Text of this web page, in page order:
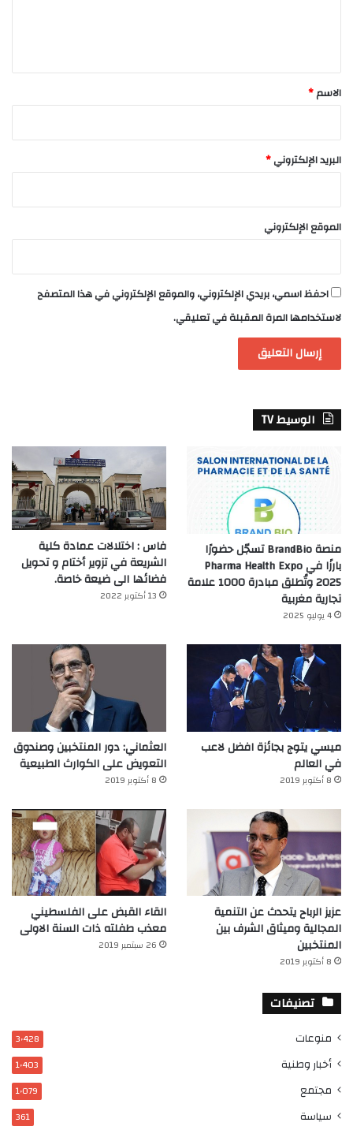
*
الاسم*
البريد الإلكتروني*
الموقع الإلكتروني
احفظ اسمي، بريدي الإلكتروني، والموقع الإلكتروني في هذا المتصفح
لاستخدامها المرة المقبلة في تعليقي.
الوسيط TV
منصة BrandBio تسجّل حضورًا
بارزًا في Pharma Health Expo
2025 وتُطلق مبادرة 1000 علامة
تجارية مغربية
4 يوليو 2025
فاس : اختلالات عمادة كلية
الشريعة في تزوير أختام و تحويل
فضائها الى ضيعة خاصة.
13 أكتوبر 2022
ميسي يتوج بجائزة افضل لاعب
في العالم‎
8 أكتوبر 2019
العثماني: دور المنتخبين وصندوق
التعويض على الكوارث الطبيعية
8 أكتوبر 2019
عزيز الرباح يتحدث عن التنمية
المجالية وميثاق الشرف بين
المنتخبين
8 أكتوبر 2019
القاء القبض على الفلسطيني
معذب طفلته ذات السنة الاولى
26 سبتمبر 2019
تصنيفات
منوعات 3٬428
أخبار وطنية 1٬403
مجتمع 1٬079
سياسة 361